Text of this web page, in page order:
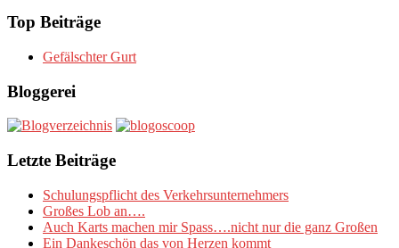
Top Beiträge
Gefälschter Gurt
Bloggerei
Letzte Beiträge
Schulungspflicht des Verkehrsunternehmers
Großes Lob an….
Auch Karts machen mir Spass….nicht nur die ganz Großen
Ein Dankeschön das von Herzen kommt